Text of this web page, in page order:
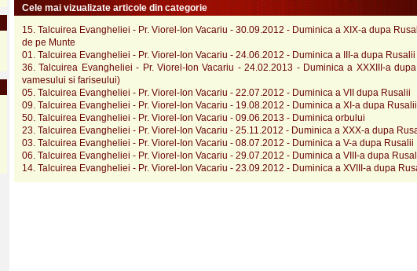
Cele mai vizualizate articole din categorie
15. Talcuirea Evangheliei - Pr. Viorel-Ion Vacariu - 30.09.2012 - Duminica a XIX-a dupa
de pe Munte
01. Talcuirea Evangheliei - Pr. Viorel-Ion Vacariu - 24.06.2012 - Duminica a III-a dupa Rusalii
36. Talcuirea Evangheliei - Pr. Viorel-Ion Vacariu - 24.02.2013 - Duminica a XXXIII-a
vamesului si fariseului)
05. Talcuirea Evangheliei - Pr. Viorel-Ion Vacariu - 22.07.2012 - Duminica a VII dupa Rusalii
09. Talcuirea Evangheliei - Pr. Viorel-Ion Vacariu - 19.08.2012 - Duminica a XI-a dupa Rusalii
50. Talcuirea Evangheliei - Pr. Viorel-Ion Vacariu - 09.06.2013 - Duminica orbului
23. Talcuirea Evangheliei - Pr. Viorel-Ion Vacariu - 25.11.2012 - Duminica a XXX-a dupa
03. Talcuirea Evangheliei - Pr. Viorel-Ion Vacariu - 08.07.2012 - Duminica a V-a dupa Rusalii
06. Talcuirea Evangheliei - Pr. Viorel-Ion Vacariu - 29.07.2012 - Duminica a VIII-a dupa
14. Talcuirea Evangheliei - Pr. Viorel-Ion Vacariu - 23.09.2012 - Duminica a XVIII-a dupa